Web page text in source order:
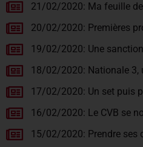
21/02/2020: Ma feuille
20/02/2020: Premières
19/02/2020: Une
18/02/2020: Nationale 3,
17/02/2020: Un set puis
16/02/2020: Le CVB se
15/02/2020: Prendre ses